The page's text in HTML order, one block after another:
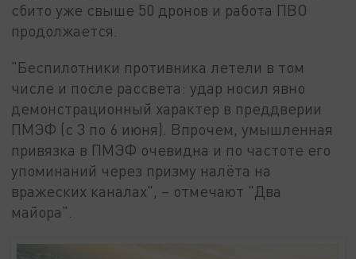
сбито уже свыше 50 дронов и работа ПВО
продолжается.
"Беспилотники противника летели в том
числе и после рассвета: удар носил явно
демонстрационный характер в преддверии
ПМЭФ (с 3 по 6 июня). Впрочем, умышленная
привязка в ПМЭФ очевидна и по частоте его
упоминаний через призму налёта на
вражеских каналах", – отмечают "Два
майора".